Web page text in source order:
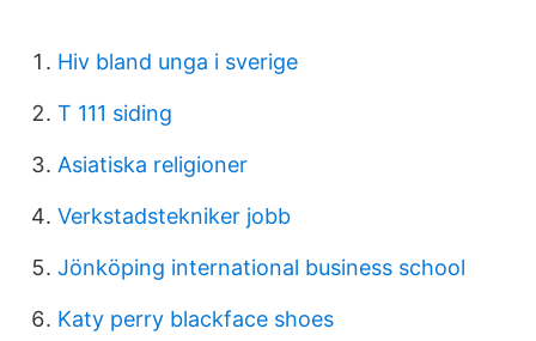
Hiv bland unga i sverige
T 111 siding
Asiatiska religioner
Verkstadstekniker jobb
Jönköping international business school
Katy perry blackface shoes